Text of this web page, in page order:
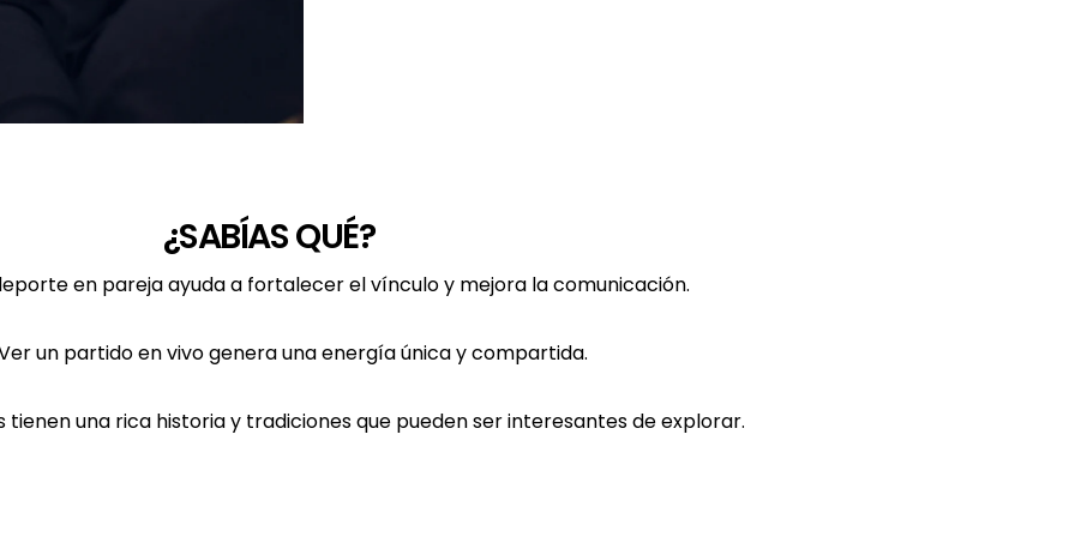
¿SABÍAS QUÉ?
en pareja ayuda a fortalecer el vínculo y mejora la comunicación.
un partido en vivo genera una energía única y compartida.
tienen una rica historia y tradiciones que pueden ser interesantes de explorar.